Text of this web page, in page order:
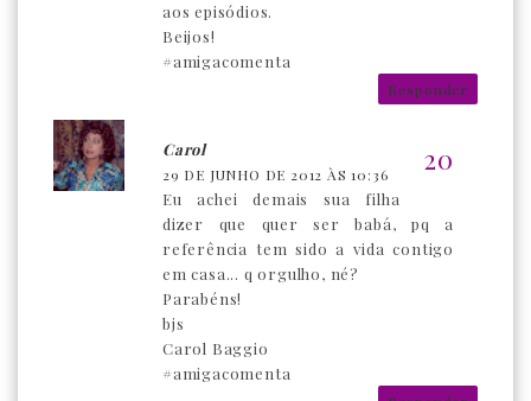
aos episódios.
Beijos!
#amigacomenta
Responder
Carol
29 DE JUNHO DE 2012 ÀS 10:36
Eu achei demais sua filha
dizer que quer ser babá, pq a
referência tem sido a vida contigo
em casa... q orgulho, né?
Parabéns!
bjs
Carol Baggio
#amigacomenta